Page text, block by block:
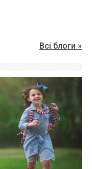
Всі блоги »